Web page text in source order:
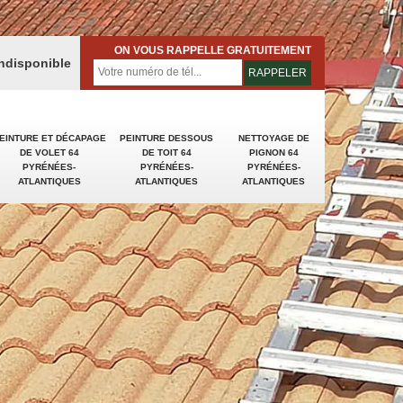
ET DÉCAPAGE
DE VOLET 64
PYRÉNÉES-
ATLANTIQUES
PEINTURE DESSOUS
DE TOIT 64
PYRÉNÉES-
ATLANTIQUES
NETTOYAGE DE
PIGNON 64
PYRÉNÉES-
ATLANTIQUES
ON VOUS RAPPELLE GRATUITEMENT